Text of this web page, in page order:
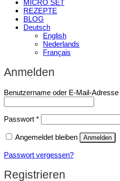
MICRO SET
REZEPTE
BLOG
Deutsch
English
Nederlands
Français
Anmelden
Benutzername oder E-Mail-Adresse
Passwort *Erforderlich
Angemeldet bleiben Anmelden
Passwort vergessen?
Registrieren